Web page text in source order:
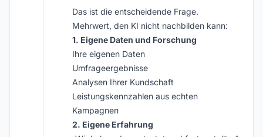
Das ist die entscheidende Frage.
Mehrwert, den KI nicht nachbilden kann:
1. Eigene Daten und Forschung
Ihre eigenen Daten
Umfrageergebnisse
Analysen Ihrer Kundschaft
Leistungskennzahlen aus echten
Kampagnen
2. Eigene Erfahrung